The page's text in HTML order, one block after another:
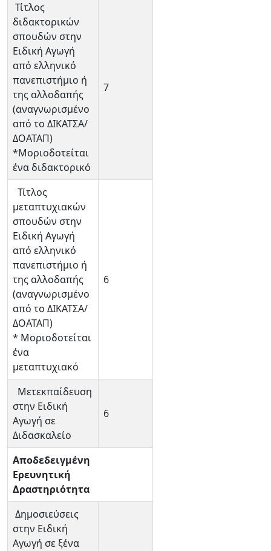
Τίτλος
διδακτορικών
σπουδών στην
Ειδική Αγωγή
από ελληνικό
πανεπιστήμιο ή
της αλλοδαπής
(αναγνωρισμένο
από το ΔΙΚΑΤΣΑ/
ΔΟΑΤΑΠ)
*Μοριοδοτείται
ένα διδακτορικό
7
Τίτλος
μεταπτυχιακών
σπουδών στην
Ειδική Αγωγή
από ελληνικό
πανεπιστήμιο ή
της αλλοδαπής
(αναγνωρισμένο
από το ΔΙΚΑΤΣΑ/
ΔΟΑΤΑΠ)
* Μοριοδοτείται
ένα
μεταπτυχιακό
6
Μετεκπαίδευση
στην Ειδική
Αγωγή σε
Διδασκαλείο
6
Αποδεδειγμένη
Ερευνητική
Δραστηριότητα
Δημοσιεύσεις
στην Ειδική
Αγωγή σε ξένα